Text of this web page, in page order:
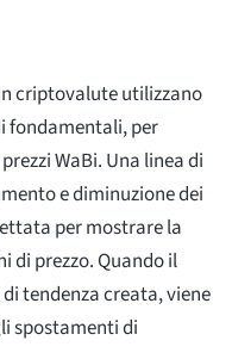
criptovalute utilizzano
fondamentali, per
WaBi. Una linea di
e diminuzione dei
per mostrare la
di prezzo. Quando il
tendenza creata, viene
spostamenti di